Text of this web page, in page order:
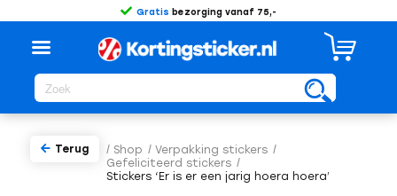
Gratis bezorging vanaf 75,-
/ Shop / Verpakking stickers /
Gefeliciteerd stickers /
Stickers ‘Er is er een jarig hoera hoera’
Terug